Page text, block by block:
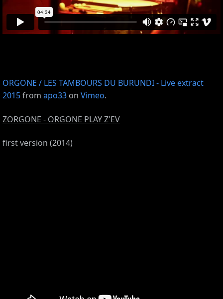
ORGONE / LES TAMBOURS DU BURUNDI - Live extract
2015from apo33on Vimeo.
ZORGONE - ORGONE PLAY Z'EV
first version (2014)